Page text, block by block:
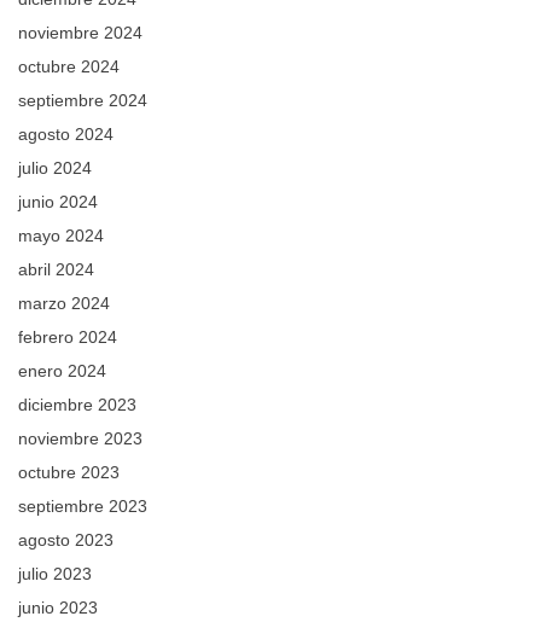
noviembre 2024
octubre 2024
septiembre 2024
agosto 2024
julio 2024
junio 2024
mayo 2024
abril 2024
marzo 2024
febrero 2024
enero 2024
diciembre 2023
noviembre 2023
octubre 2023
septiembre 2023
agosto 2023
julio 2023
junio 2023